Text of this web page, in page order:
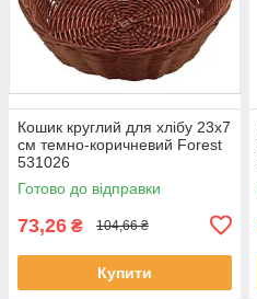
Кошик круглий для хлібу 23х7
см темно-коричневий Forest
531026
Готово до відправки
73,26 ₴ 104,66 ₴
Купити